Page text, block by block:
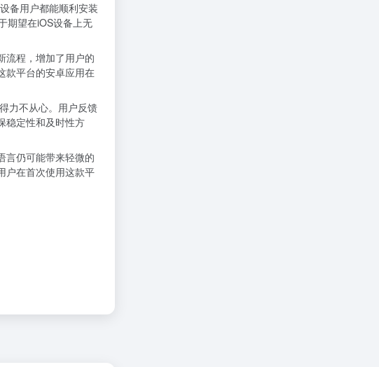
备用户都能顺利安装
期望在iOS设备上无
流程，增加了用户的
款平台的安卓应用在
力不从心。用户反馈
稳定性和及时性方
言仍可能带来轻微的
户在首次使用这款平